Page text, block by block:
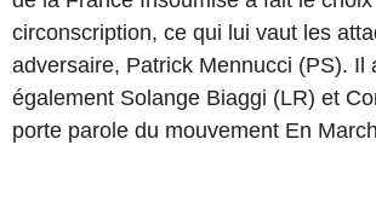
circonscription, ce qui lui vaut les
adversaire, Patrick Mennucci (PS). Il
également Solange Biaggi (LR) et
porte parole du mouvement En